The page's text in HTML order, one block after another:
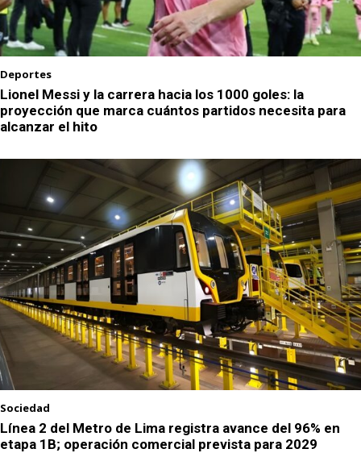
Deportes
Lionel Messi y la carrera hacia los 1000 goles: la
proyección que marca cuántos partidos necesita para
alcanzar el hito
Sociedad
Línea 2 del Metro de Lima registra avance del 96% en
etapa 1B; operación comercial prevista para 2029